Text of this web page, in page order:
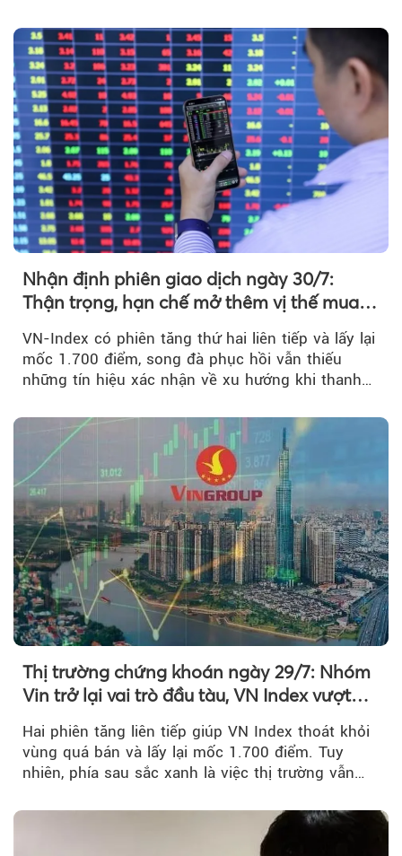
Nhận định phiên giao dịch ngày 30/7:
Thận trọng, hạn chế mở thêm vị thế mua
VN-Index có phiên tăng thứ hai liên tiếp và lấy lại
mốc 1.700 điểm, song đà phục hồi vẫn thiếu
những tín hiệu xác nhận về xu hướng khi thanh
Thị trường chứng khoán ngày 29/7: Nhóm
Vin trở lại vai trò đầu tàu, VN Index vượt
Hai phiên tăng liên tiếp giúp VN Index thoát khỏi
vùng quá bán và lấy lại mốc 1.700 điểm. Tuy
nhiên, phía sau sắc xanh là việc thị trường vẫn
tiền vẫn chưa thực sự trở lại.